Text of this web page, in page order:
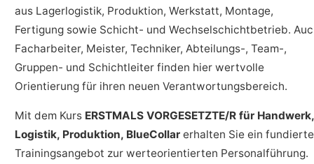
aus Lagerlogistik, Produktion, Werkstatt, Montage,
Fertigung sowie Schicht- und Wechselschichtbetrieb.
Facharbeiter, Meister, Techniker, Abteilungs-, Team-,
Gruppen- und Schichtleiter finden hier wertvolle
Orientierung für ihren neuen Verantwortungsbereich.
Mit dem Kurs ERSTMALS VORGESETZTE/R für Handwerk,
Logistik, Produktion, BlueCollar erhalten Sie ein
Trainingsangebot zur werteorientierten Personalführung.